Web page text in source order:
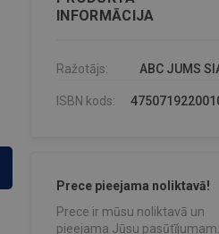
INFORMĀCIJA
Ražotājs: ABC JUMS
ISBN kods:
Prece pieejama noliktavā!
Prece ir mūsu noliktavā un
pieejama Jūsu pasūtījumam.